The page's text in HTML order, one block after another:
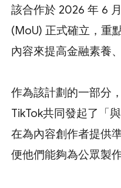
該合作於 2026 年 6
(MoU) 正式確立，重
內容來提高金融素養
作為該計劃的一部分
TikTok共同發起了「
在為內容創作者提供
便他們能夠為公眾製